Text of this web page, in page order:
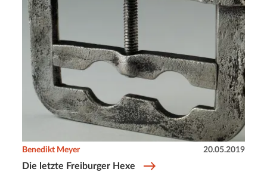
Die letzte Freiburger Hexe
Benedikt Meyer 20.05.2019